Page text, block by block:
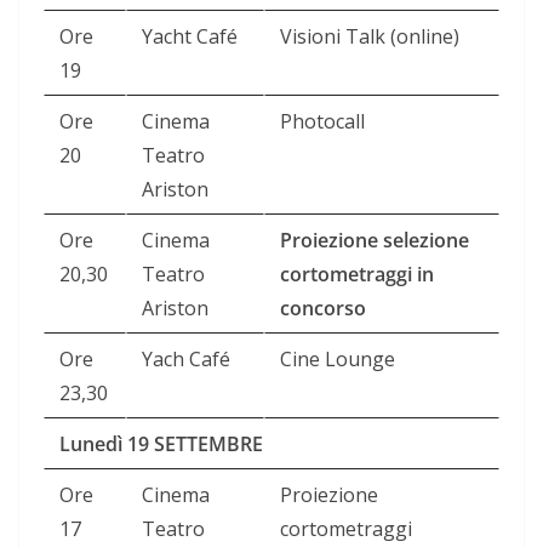
Ore
19
Yacht Café Visioni Talk (online)
Ore
20
Cinema
Teatro
Ariston
Photocall
Ore
20,30
Cinema
Teatro
Ariston
Proiezione selezione
cortometraggi in
concorso
Ore
23,30
Yach Café Cine Lounge
Lunedì 19 SETTEMBRE
Ore
17
Cinema
Teatro
Proiezione
cortometraggi